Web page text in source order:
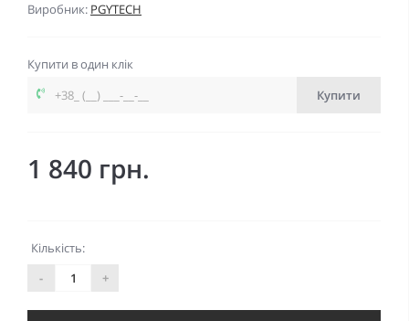
Виробник: PGYTECH
Купити в один клік
Купити
1 840 грн.
Кількість:
-
+